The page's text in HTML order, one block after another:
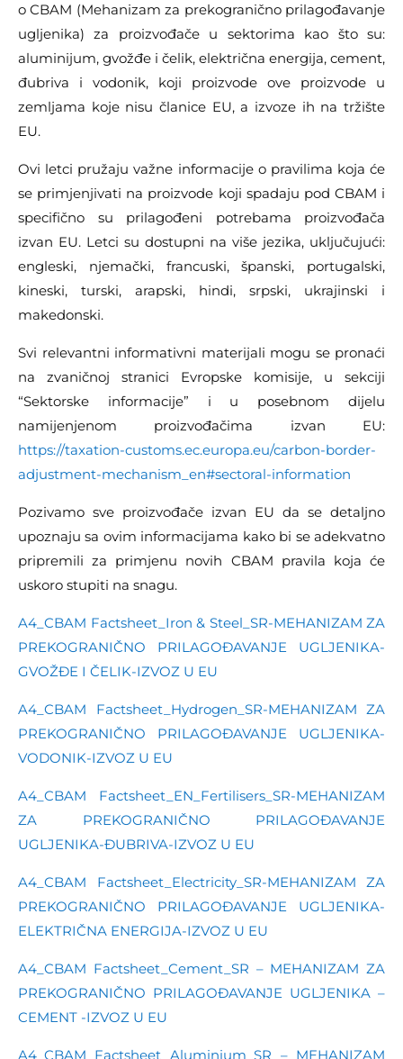
o CBAM (Mehanizam za prekogranično prilagođavanje
ugljenika) za proizvođače u sektorima kao što su:
aluminijum, gvožđe i čelik, električna energija, cement,
đubriva i vodonik, koji proizvode ove proizvode u
zemljama koje nisu članice EU, a izvoze ih na tržište
EU.
Ovi letci pružaju važne informacije o pravilima koja će
se primjenjivati na proizvode koji spadaju pod CBAM i
specifično su prilagođeni potrebama proizvođača
izvan EU. Letci su dostupni na više jezika, uključujući:
engleski, njemački, francuski, španski, portugalski,
kineski, turski, arapski, hindi, srpski, ukrajinski i
makedonski.
Svi relevantni informativni materijali mogu se pronaći
na zvaničnoj stranici Evropske komisije, u sekciji
“Sektorske informacije” i u posebnom dijelu
namijenjenom proizvođačima izvan EU:
https://taxation-customs.ec.europa.eu/carbon-border-
adjustment-mechanism_en#sectoral-information
Pozivamo sve proizvođače izvan EU da se detaljno
upoznaju sa ovim informacijama kako bi se adekvatno
pripremili za primjenu novih CBAM pravila koja će
uskoro stupiti na snagu.
A4_CBAM Factsheet_Iron & Steel_SR-MEHANIZAM ZA
PREKOGRANIČNO PRILAGOĐAVANJE UGLJENIKA-
GVOŽĐE I ČELIK-IZVOZ U EU
A4_CBAM Factsheet_Hydrogen_SR-MEHANIZAM ZA
PREKOGRANIČNO PRILAGOĐAVANJE UGLJENIKA-
VODONIK-IZVOZ U EU
A4_CBAM Factsheet_EN_Fertilisers_SR-MEHANIZAM
ZA PREKOGRANIČNO PRILAGOĐAVANJE
UGLJENIKA-ĐUBRIVA-IZVOZ U EU
A4_CBAM Factsheet_Electricity_SR-MEHANIZAM ZA
PREKOGRANIČNO PRILAGOĐAVANJE UGLJENIKA-
ELEKTRIČNA ENERGIJA-IZVOZ U EU
A4_CBAM Factsheet_Cement_SR – MEHANIZAM ZA
PREKOGRANIČNO PRILAGOĐAVANJE UGLJENIKA –
CEMENT -IZVOZ U EU
A4_CBAM Factsheet_Aluminium_SR – MEHANIZAM